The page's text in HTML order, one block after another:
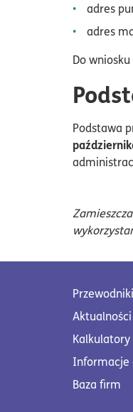
adres
adres
Do
Podstawa
Przewodniki
Aktualności
Kalkulatory
Informacje
Baza firm